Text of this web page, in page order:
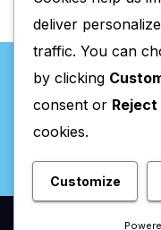
deliver
traffic. You can
by clicking
consent or Reject
cookies.
Customize